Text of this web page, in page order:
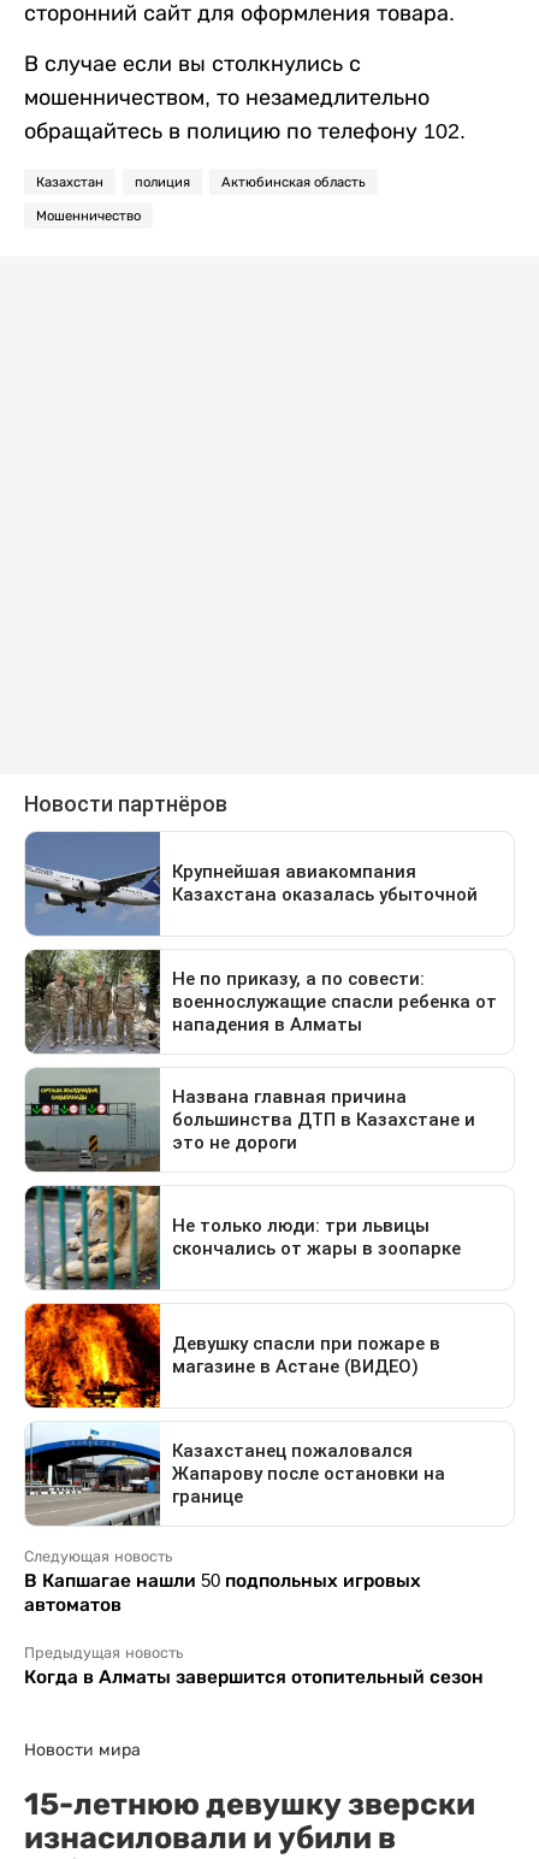
сторонний сайт для оформления товара.
В случае если вы столкнулись с
мошенничеством, то незамедлительно
обращайтесь в полицию по телефону 102.
Казахстан полиция Актюбинская область
Мошенничество
Следующая новость
В Капшагае нашли 50 подпольных игровых
автоматов
Предыдущая новость
Когда в Алматы завершится отопительный сезон
Новости мира
15-летнюю девушку зверски
изнасиловали и убили в